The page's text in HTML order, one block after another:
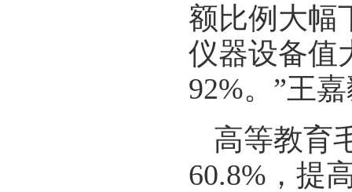
额比例大幅
仪器设备值
92%。”王
高等教育
60.8%，提